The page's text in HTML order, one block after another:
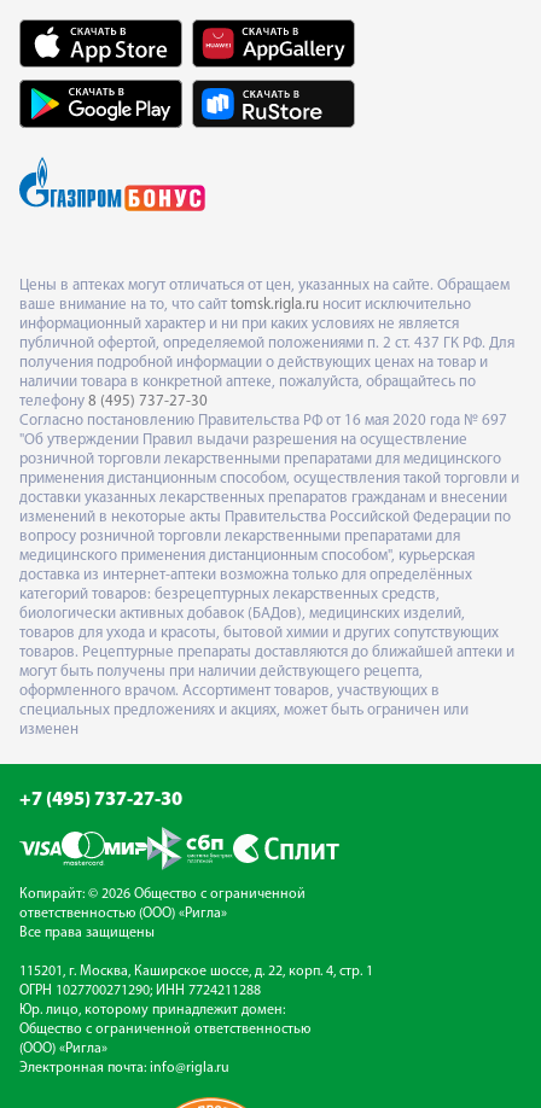
Цены в аптеках могут отличаться от цен, указанных на сайте. Обращаем
ваше внимание на то, что сайт tomsk.rigla.ru носит исключительно
информационный характер и ни при каких условиях не является
публичной офертой, определяемой положениями п. 2 ст. 437 ГК РФ. Для
получения подробной информации о действующих ценах на товар и
наличии товара в конкретной аптеке, пожалуйста, обращайтесь по
телефону 8 (495) 737-27-30
Согласно постановлению Правительства РФ от 16 мая 2020 года № 697
"Об утверждении Правил выдачи разрешения на осуществление
розничной торговли лекарственными препаратами для медицинского
применения дистанционным способом, осуществления такой торговли и
доставки указанных лекарственных препаратов гражданам и внесении
изменений в некоторые акты Правительства Российской Федерации по
вопросу розничной торговли лекарственными препаратами для
медицинского применения дистанционным способом", курьерская
доставка из интернет-аптеки возможна только для определённых
категорий товаров: безрецептурных лекарственных средств,
биологически активных добавок (БАДов), медицинских изделий,
товаров для ухода и красоты, бытовой химии и других сопутствующих
товаров. Рецептурные препараты доставляются до ближайшей аптеки и
могут быть получены при наличии действующего рецепта,
оформленного врачом. Ассортимент товаров, участвующих в
специальных предложениях и акциях, может быть ограничен или
изменен
+7 (495) 737-27-30
Копирайт: © 2026 Общество с ограниченной
ответственностью (ООО) «Ригла»
Все права защищены
115201, г. Москва, Каширское шоссе, д. 22, корп. 4, стр. 1
ОГРН 1027700271290; ИНН 7724211288
Юр. лицо, которому принадлежит домен:
Общество с ограниченной ответственностью
(ООО) «Ригла»
Электронная почта: info@rigla.ru